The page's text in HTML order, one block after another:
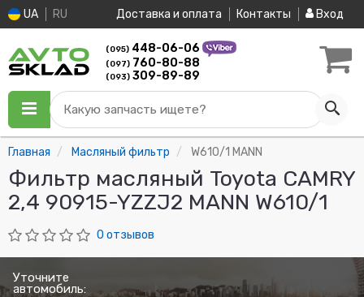
UA RU Доставка и оплата Контакты Вход
(095) 448-06-06
(097) 760-80-88
(093) 309-89-89
Какую запчасть ищете?
Главная Масляный фильтр W610/1 MANN
Фильтр масляный Toyota CAMRY
2,4 90915-YZZJ2 MANN W610/1
0 отзывов
Уточните
автомобиль: